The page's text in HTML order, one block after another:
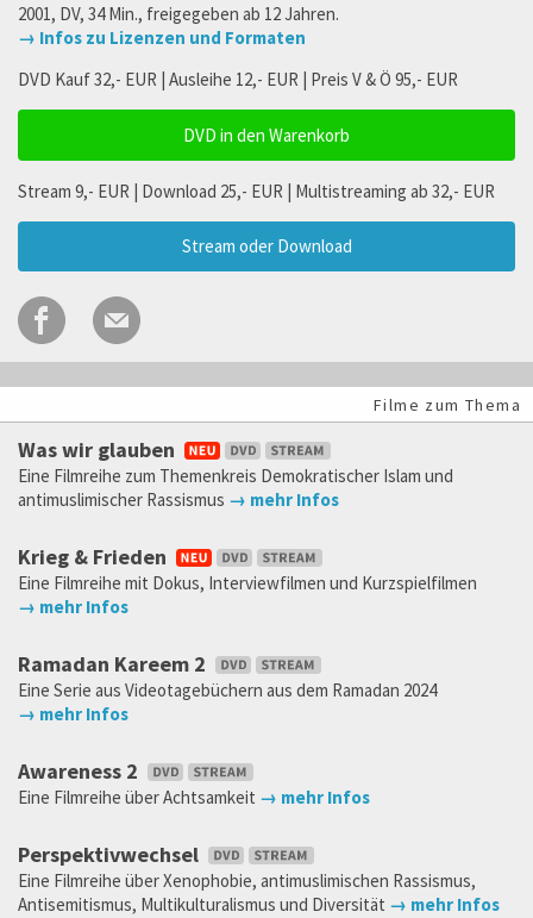
2001, DV, 34 Min., freigegeben ab 12 Jahren.
→ Infos zu Lizenzen und Formaten
DVD Kauf 32,- EUR | Ausleihe 12,- EUR | Preis V & Ö 95,- EUR
DVD in den Warenkorb
Stream 9,- EUR | Download 25,- EUR | Multistreaming ab 32,- EUR
Stream oder Download
Filme zum Thema
Was wir glauben
Eine Filmreihe zum Themenkreis Demokratischer Islam und
antimuslimischer Rassismus → mehr Infos
Krieg & Frieden
Eine Filmreihe mit Dokus, Interviewfilmen und Kurzspielfilmen
→ mehr Infos
Ramadan Kareem 2
Eine Serie aus Videotagebüchern aus dem Ramadan 2024
→ mehr Infos
Awareness 2
Eine Filmreihe über Achtsamkeit → mehr Infos
Perspektivwechsel
Eine Filmreihe über Xenophobie, antimuslimischen Rassismus,
Antisemitismus, Multikulturalismus und Diversität → mehr Infos